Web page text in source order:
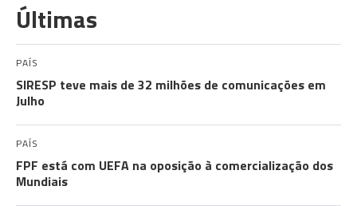
Últimas
PAÍS
SIRESP teve mais de 32 milhões de comunicações em
Julho
PAÍS
FPF está com UEFA na oposição à comercialização dos
Mundiais